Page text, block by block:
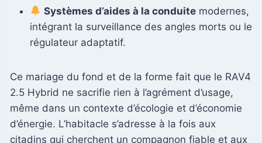
Systèmes d’aides à la conduite modernes,
intégrant la surveillance des angles morts ou le
régulateur adaptatif.
Ce mariage du fond et de la forme fait que le RAV4
2.5 Hybrid ne sacrifie rien à l’agrément d’usage,
même dans un contexte d’écologie et d’économie
d’énergie. L’habitacle s’adresse à la fois aux
citadins qui cherchent un compagnon fiable et aux